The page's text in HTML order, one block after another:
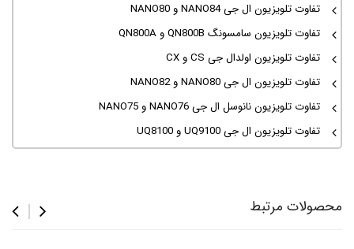
تفاوت تلویزیون ال جی NANO84 و NANO80
تفاوت تلویزیون سامسونگ QN800B و QN800A
تفاوت تلویزیون اولدال جی CS و CX
تفاوت تلویزیون ال جی NANO80 و NANO82
تفاوت تلویزیون نانوسل ال جی NANO76 و NANO75
تفاوت تلویزیون ال جی UQ9100 و UQ8100
محصولات مرتبط